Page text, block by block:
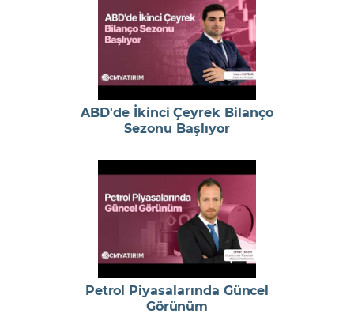
ABD'de İkinci Çeyrek Bilanço
Sezonu Başlıyor
Petrol Piyasalarında Güncel
Görünüm